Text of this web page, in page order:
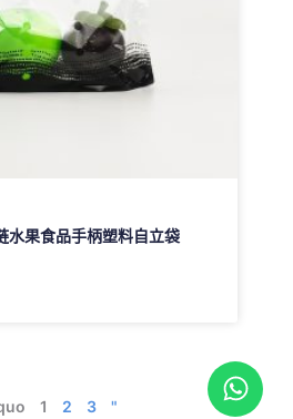
水果食品手柄塑料自立袋
1 2 3 "
W
h